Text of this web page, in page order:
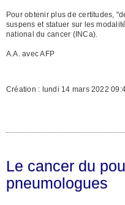
Pour obtenir plus de certitudes,
suspens et statuer sur les
national du cancer (INCa).
A.A. avec AFP
Création : lundi 14 mars 2022
Le cancer du
pneumologues